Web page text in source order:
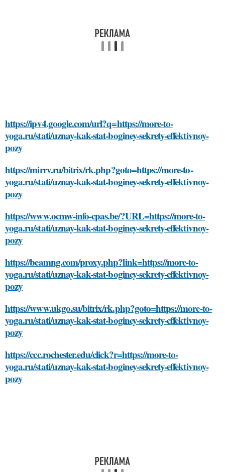
https://ipv4.google.com/url?q=https://more-to-
yoga.ru/stati/uznay-kak-stat-boginey-sekrety-effektivnoy-
pozy
https://mirrv.ru/bitrix/rk.php?goto=https://more-to-
yoga.ru/stati/uznay-kak-stat-boginey-sekrety-effektivnoy-
pozy
https://www.ocmw-info-cpas.be/?URL=https://more-to-
yoga.ru/stati/uznay-kak-stat-boginey-sekrety-effektivnoy-
pozy
https://beamng.com/proxy.php?link=https://more-to-
yoga.ru/stati/uznay-kak-stat-boginey-sekrety-effektivnoy-
pozy
https://www.ukgo.su/bitrix/rk.php?goto=https://more-to-
yoga.ru/stati/uznay-kak-stat-boginey-sekrety-effektivnoy-
pozy
https://ccc.rochester.edu/click?r=https://more-to-
yoga.ru/stati/uznay-kak-stat-boginey-sekrety-effektivnoy-
pozy